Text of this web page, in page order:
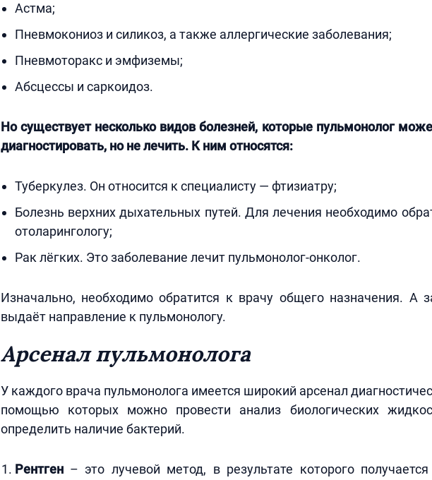
Астма;
Пневмокониоз и силикоз, а также аллергические заболевания;
Пневмоторакс и эмфиземы;
Абсцессы и саркоидоз.
Но существует несколько видов болезней, которые пульмонолог
диагностировать, но не лечить. К ним относятся:
Туберкулез. Он относится к специалисту — фтизиатру;
Болезнь верхних дыхательных путей. Для лечения необходимо
отоларингологу;
Рак лёгких. Это заболевание лечит пульмонолог-онколог.
Изначально, необходимо обратится к врачу общего назначения. А
выдаёт направление к пульмонологу.
Арсенал пульмонолога
У каждого врача пульмонолога имеется широкий арсенал
помощью которых можно провести анализ биологических
определить наличие бактерий.
Рентген– это лучевой метод, в результате которого получается